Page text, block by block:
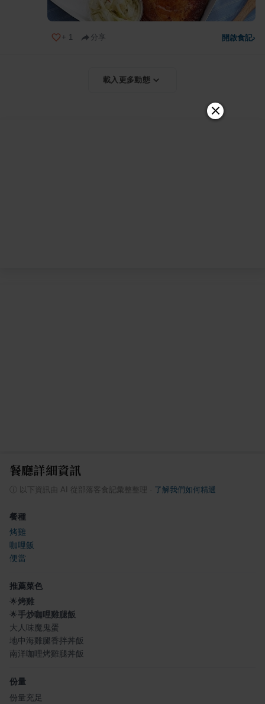
+ 1 分享 開啟食記›
載入更多動態
餐廳詳細資訊
以下資訊由 AI 從部落客食記彙整整理 了解我們如何精選
餐種
烤雞
咖哩飯
便當
推薦菜色
🌟烤雞
🌟手炒咖哩雞腿飯
大人味魔鬼蛋
地中海雞腿香拌丼飯
南洋咖哩烤雞腿丼飯
份量
份量充足